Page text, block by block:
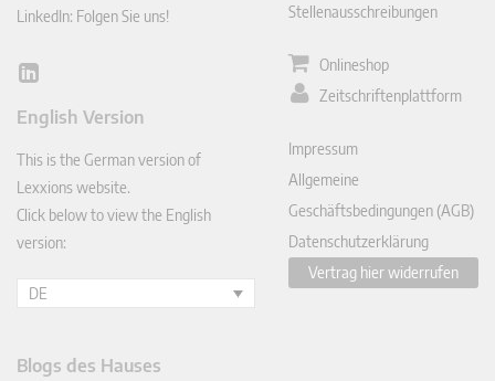
LinkedIn: Folgen Sie uns!
Lin
In
English Version
This is the German version of
Lexxions website.
Click below to view the English
version:
DE
Stellenausschreibungen
Onlineshop
Zeitschriftenplattform
Impressum
Allgemeine
Geschäftsbedingungen (AGB)
Datenschutzerklärung
Vertrag hier widerrufen
Blogs des Hauses